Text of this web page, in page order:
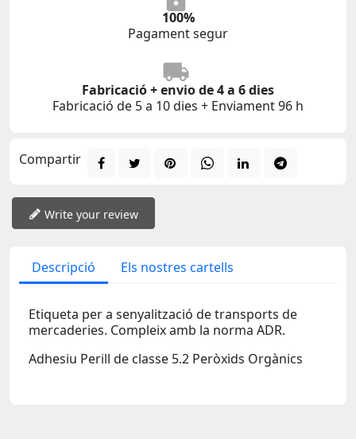
100%
Pagament segur
Fabricació + envio de 4 a 6 dies
Fabricació de 5 a 10 dies + Enviament 96 h
Compartir
Write your review
Descripció Els nostres cartells
Etiqueta per a senyalització de transports de
mercaderies. Compleix amb la norma ADR.
Adhesiu Perill de classe 5.2 Peròxids Orgànics